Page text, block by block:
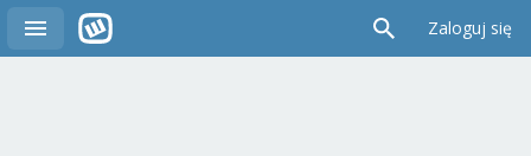
Zaloguj się